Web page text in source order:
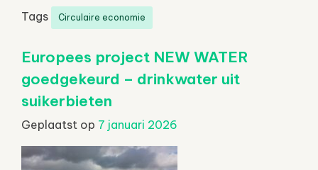
Tags
Circulaire economie
Europees project NEW WATER
goedgekeurd – drinkwater uit
suikerbieten
Geplaatst op 7 januari 2026